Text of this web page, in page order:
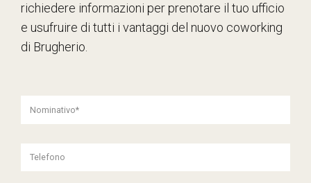
richiedere informazioni per prenotare il tuo ufficio
e usufruire di tutti i vantaggi del nuovo coworking
di Brugherio.